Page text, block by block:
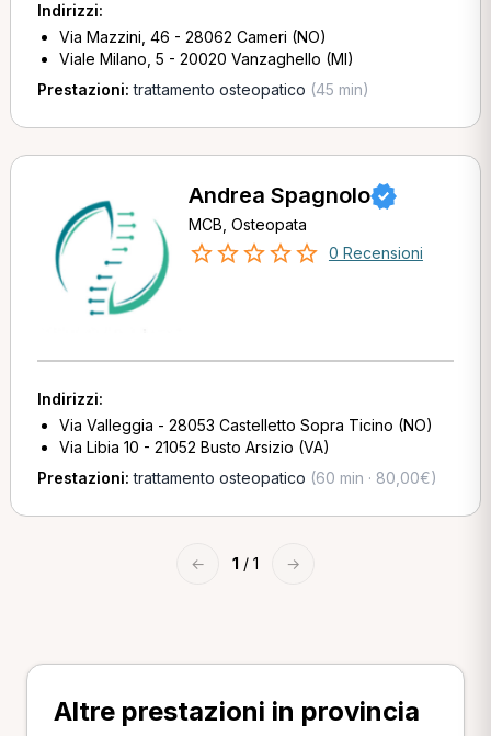
Indirizzi:
Via Mazzini, 46 - 28062 Cameri (NO)
Viale Milano, 5 - 20020 Vanzaghello (MI)
Prestazioni:trattamento osteopatico (45 min)
Andrea Spagnolo
MCB, Osteopata
0 Recensioni
Indirizzi:
Via Valleggia - 28053 Castelletto Sopra Ticino (NO)
Via Libia 10 - 21052 Busto Arsizio (VA)
Prestazioni:trattamento osteopatico (60 min · 80,00€)
← 1 / 1 →
Altre prestazioni in provincia